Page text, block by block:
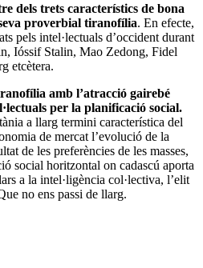
dels trets característics de bona
proverbial tiranofília. En efecte,
pels intel·lectuals d’occident durant
Ióssif Stalin, Mao Zedong, Fidel
etcètera.
amb l’atracció gairebé
per la planificació social.
a llarg termini característica del
de mercat l’evolució de la
de les preferències de les masses,
social horitzontal on cadascú aporta
a la intel·ligència col·lectiva, l’elit
no ens passi de llarg.